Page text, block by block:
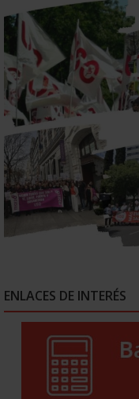
ENLACES DE INTERÉS